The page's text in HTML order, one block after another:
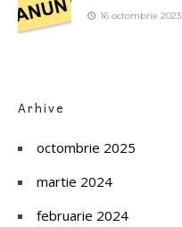
16 octombrie 2023
Arhive
octombrie 2025
martie 2024
februarie 2024